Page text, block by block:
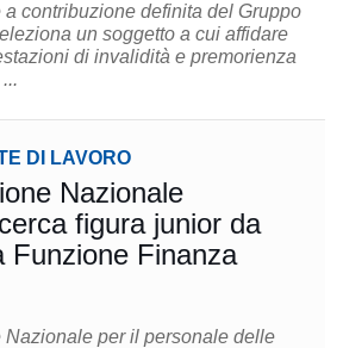
contribuzione definita del Gruppo
un soggetto a cui affidare
di invalidità e premorienza
DI LAVORO
Nazionale
figura junior da
Funzione Finanza
Nazionale per il personale delle